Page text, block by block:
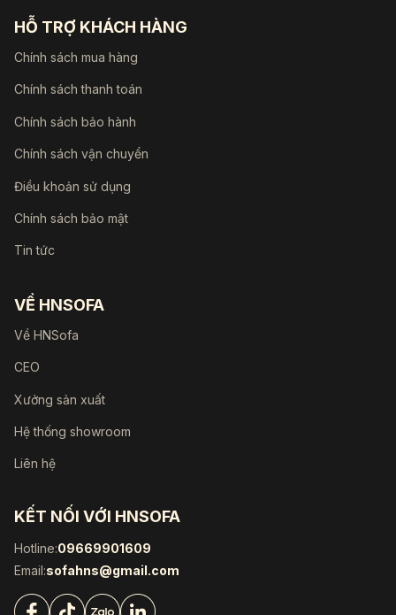
HỖ TRỢ KHÁCH HÀNG
Chính sách mua hàng
Chính sách thanh toán
Chính sách bảo hành
Chính sách vận chuyển
Điều khoản sử dụng
Chính sách bảo mật
Tin tức
VỀ HNSOFA
Về HNSofa
CEO
Xưởng sản xuất
Hệ thống showroom
Liên hệ
KẾT NỐI VỚI HNSOFA
Hotline:09669901609
Email:sofahns@gmail.com